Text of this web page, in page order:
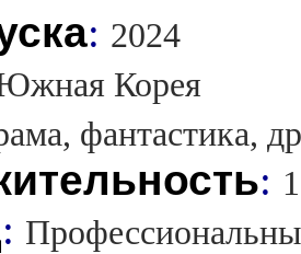
: 2024
Корея
фантастика,
:
: